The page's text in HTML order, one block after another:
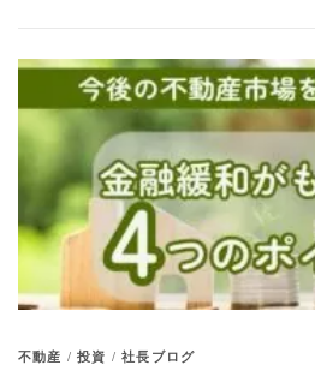
不動産 /投資 /社長ブログ